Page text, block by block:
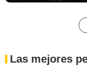
Las mejores